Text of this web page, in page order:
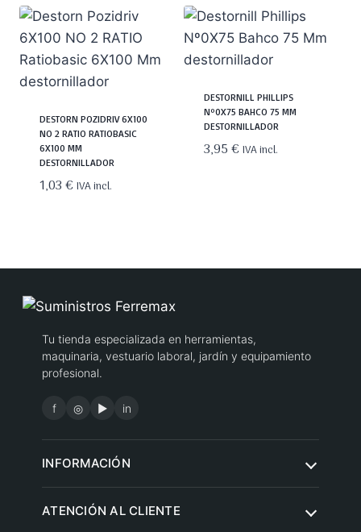
DESTORN POZIDRIV 6X100
NO 2 RATIO RATIOBASIC
6X100 MM
DESTORNILLADOR
1,03€ IVA incl.
DESTORNILL PHILLIPS
Nº0X75 BAHCO 75 MM
DESTORNILLADOR
3,95€ IVA incl.
Tu tienda especializada en herramientas,
maquinaria, vestuario laboral, jardín y equipamiento
profesional.
f ◎ ▶ in
ATENCIÓN AL CLIENTE
INFORMACIÓN